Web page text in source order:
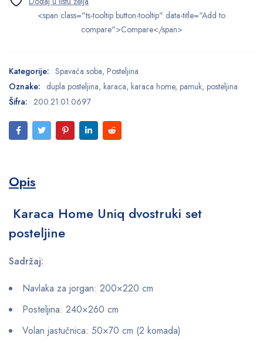
<span class="ts-tooltip button-tooltip" data-title="Add to
compare">Compare</span>
Kategorije: Spavaća soba, Posteljina
Oznake: dupla posteljina, karaca, karaca home, pamuk, posteljina
Šifra: 200.21.01.0697
Opis
Karaca Home Uniq dvostruki set
posteljine
Sadržaj:
Navlaka za jorgan: 200×220 cm
Posteljina: 240×260 cm
Volan jastučnica: 50×70 cm (2 komada)